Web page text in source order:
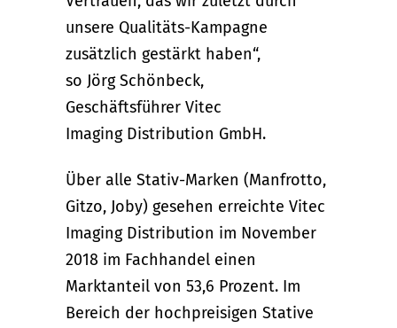
unsere Qualitäts-Kampagne
zusätzlich gestärkt haben“,
so Jörg Schönbeck,
Geschäftsführer Vitec
Imaging Distribution GmbH.
Über alle Stativ-Marken (Manfrotto,
Gitzo, Joby) gesehen erreichte Vitec
Imaging Distribution im November
2018 im Fachhandel einen
Marktanteil von 53,6 Prozent. Im
Bereich der hochpreisigen Stative